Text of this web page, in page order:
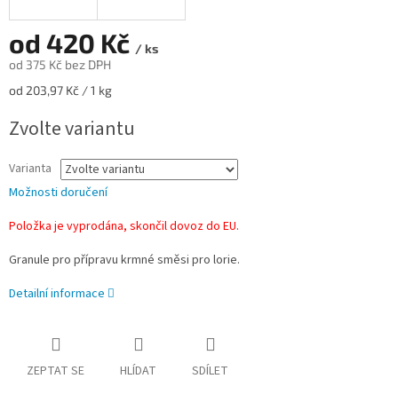
od 420 Kč / ks
od 375 Kč bez DPH
Měrná
od 203,97 Kč / 1 kg
Zvolte variantu
Varianta
Možnosti doručení
Položka je vyprodána, skončil dovoz do EU.
Granule pro přípravu krmné směsi pro lorie.
Detailní informace
ZEPTAT SE HLÍDAT SDÍLET